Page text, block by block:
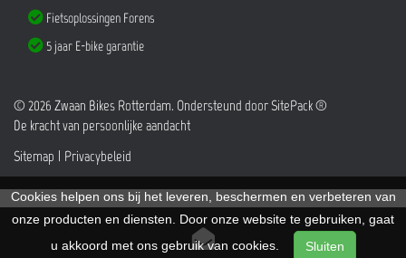
Fietsoplossingen Forens
5 jaar E-bike garantie
© 2026 Zwaan Bikes Rotterdam. Ondersteund doorSitePack ®
De kracht van persoonlijke aandacht
Sitemap
Privacybeleid
Cookies helpen ons bij het leveren, beschermen en verbeteren van
onze producten en diensten. Door onze website te gebruiken, gaat
u akkoord met ons gebruik van cookies.
Sluiten